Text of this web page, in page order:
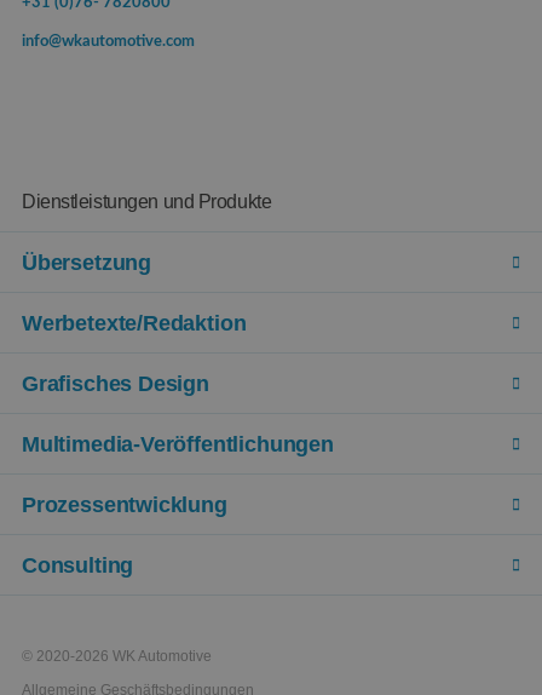
info@wkautomotive.com
Dienstleistungen und Produkte
Übersetzung
Werbetexte/Redaktion
Grafisches Design
Multimedia-Veröffentlichungen
Prozessentwicklung
Consulting
© 2020-2026 WK Automotive
Allgemeine Geschäftsbedingungen